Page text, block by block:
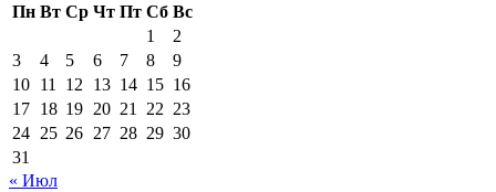
Пн Вт Ср Чт Пт Сб Вс
1
2
3
4 5 6 7 8
9
10 11 12 13 14 15 16
17 18 19 20 21 22 23
24 25 26 27 28 29 30
31
« Июл